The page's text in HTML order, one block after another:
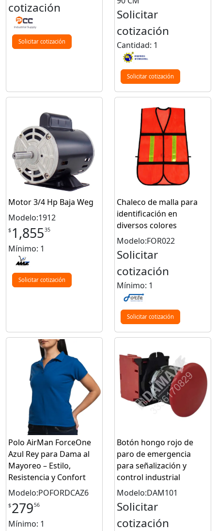
cotización
Solicitar cotización
Solicitar
cotización
Cantidad: 1
Solicitar cotización
Motor 3/4 Hp Baja Weg
Modelo:1912
$ 1,85535
Mínimo: 1
Solicitar cotización
Chaleco de malla para
identificación en
diversos colores
Modelo:FOR022
Solicitar
cotización
Mínimo: 1
Solicitar cotización
Polo AirMan ForceOne
Azul Rey para Dama al
Mayoreo – Estilo,
Resistencia y Confort
Modelo:POFORDCAZ6
$27956
Mínimo: 1
Botón hongo rojo de
paro de emergencia
para señalización y
control industrial
Modelo:DAM101
Solicitar
cotización